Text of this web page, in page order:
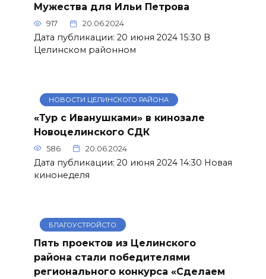
Мужества для Ильи Петрова
917 20.06.2024
Дата публикации: 20 июня 2024 15:30 В
Целинском районном
НОВОСТИ ЦЕЛИНСКОГО РАЙОНА
«Тур с Иванушками» в кинозале
Новоцелинского СДК
586 20.06.2024
Дата публикации: 20 июня 2024 14:30 Новая
кинонеделя
БЛАГОУСТРОЙСТО
Пять проектов из Целинского
района стали победителями
регионального конкурса «Сделаем